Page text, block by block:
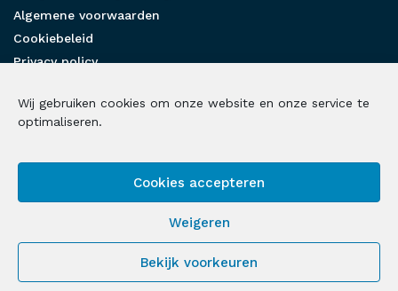
Wij gebruiken cookies om onze website en onze service te
optimaliseren.
Cookies accepteren
Weigeren
Bekijk voorkeuren
Algemene voorwaarden
Cookiebeleid
Privacy policy
Benieuwd hoe wij u kunnen helpen?
Volg ons op social media
© 2026 Loonbelasting Fiscalist | Alle rechten voorbehouden |